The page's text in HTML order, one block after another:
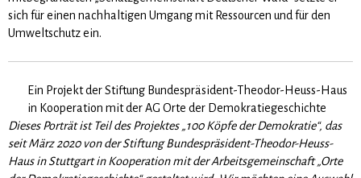
sich für einen nachhaltigen Umgang mit Ressourcen und für den
Umweltschutz ein.
Ein Projekt der Stiftung Bundespräsident-Theodor-Heuss-Haus
in Kooperation mit der AG Orte der Demokratiegeschichte
Dieses Porträt ist Teil des Projektes „100 Köpfe der Demokratie“, das
seit März 2020 von der Stiftung Bundespräsident-Theodor-Heuss-
Haus in Stuttgart in Kooperation mit der Arbeitsgemeinschaft „Orte